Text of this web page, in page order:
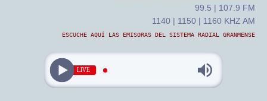
99.5 | 107.9 FM
1140 | 1150 | 1160 KHZ AM
ESCUCHE AQUÍ LAS EMISORAS DEL SISTEMA RADIAL GRANMENSE
LIVE